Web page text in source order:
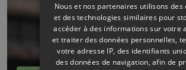
Nous et nos partenaires utilisons des
et des technologies similaires pour
accéder à des informations sur votre
et traiter des données personnelles,
votre adresse IP, des identifiants
des données de navigation, afin de